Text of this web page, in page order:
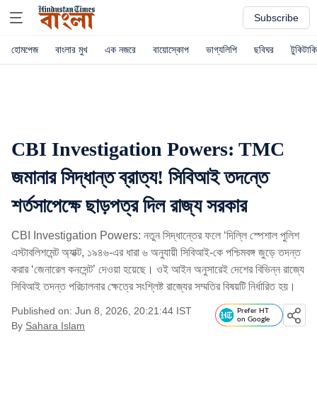
Subscribe
হোমপেজ বাংলার মুখ এক নজরে বায়োস্কোপ ভাগ্যলিপি ছবিঘর টুকিটাকি
CBI Investigation Powers: TMC
জমানার সিদ্ধান্ত ব্রাত্য! সিবিআই তদন্তে
শর্তসাপেক্ষে ছাড়পত্র দিল রাজ্য সরকার
CBI Investigation Powers: নতুন সিদ্ধান্তের ফলে ‘দিল্লি স্পেশাল পুলিশ
এস্টাবলিশমেন্ট অ্যাক্ট, ১৯৪৬-এর ধারা ৬ অনুযায়ী সিবিআই-কে পশ্চিমবঙ্গ জুড়ে তদন্ত
করার ‘জেনারেল কনসেন্ট’ দেওয়া হয়েছে। ওই আইন অনুসারেই দেশের বিভিন্ন রাজ্যে
সিবিআই তদন্ত পরিচালনার ক্ষেত্রে সংশ্লিষ্ট রাজ্যের সম্মতির বিষয়টি নির্ধারিত হয়।
Published on: Jun 8, 2026, 20:21:44 IST
By Sahara Islam
Prefer HT
on Google